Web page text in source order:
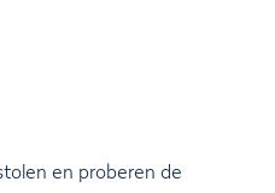
en proberen de